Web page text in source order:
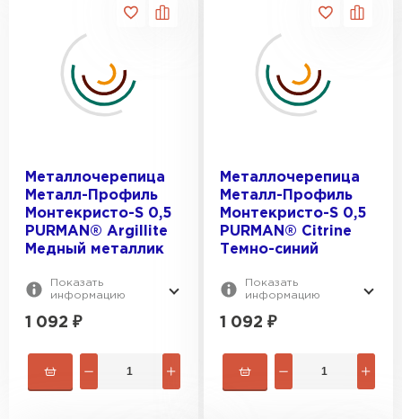
Металлочерепица
Металл-Профиль
Монтекристо-S 0,5
PURMAN® Argillite
Медный металлик
Показать
информацию
1 092 ₽
Металлочерепица
Металл-Профиль
Монтекристо-S 0,5
PURMAN® Citrine
Темно-синий
Показать
информацию
1 092 ₽